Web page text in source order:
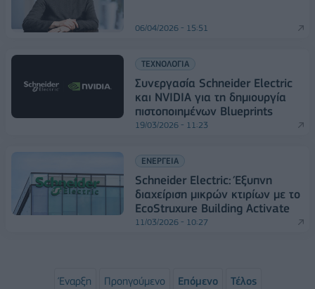
06/04/2026 - 15:51
ΤΕΧΝΟΛΟΓΙΑ
Συνεργασία Schneider Electric
και NVIDIA για τη δημιουργία
πιστοποιημένων Blueprints
19/03/2026 - 11:23
ΕΝΕΡΓΕΙΑ
Schneider Electric: Έξυπνη
διαχείριση μικρών κτιρίων με το
EcoStruxure Building Activate
11/03/2026 - 10:27
Έναρξη Προηγούμενο Επόμενο Τέλος